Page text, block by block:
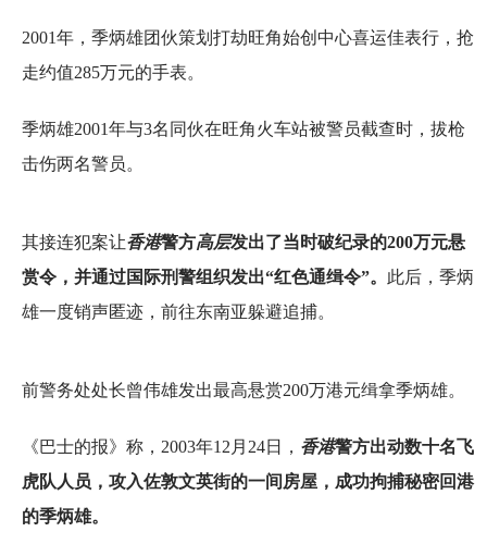
2001年，季炳雄团伙策划打劫旺角始创中心喜运佳表行，抢
走约值285万元的手表。
季炳雄2001年与3名同伙在旺角火车站被警员截查时，拔枪
击伤两名警员。
其接连犯案让香港警方高层发出了当时破纪录的200万元悬
赏令，并通过国际刑警组织发出“红色通缉令”。 此后，季炳
雄一度销声匿迹，前往东南亚躲避追捕。
前警务处处长曾伟雄发出最高悬赏200万港元缉拿季炳雄。
《巴士的报》称，2003年12月24日， 香港警方出动数十名飞
虎队人员，攻入佐敦文英街的一间房屋，成功拘捕秘密回港
的季炳雄。